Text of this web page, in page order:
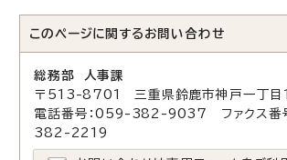
このページに関する お問い合わせ
総務部 人事課
〒513-8701 三重県鈴鹿市神戸一丁目
電話番号：059-382-9037 ファクス番
382-2219